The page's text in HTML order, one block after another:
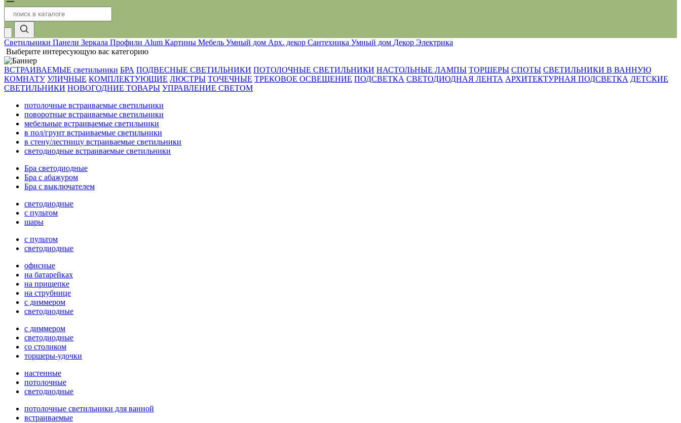
Светильники Панели Зеркала Профили Alum Картины Мебель Умный дом Арх. декор Сантехника Умный дом Декор Электрика
Выберите интересующую вас категорию
ВСТРАИВАЕМЫЕ светильники БРА ПОДВЕСНЫЕ СВЕТИЛЬНИКИ ПОТОЛОЧНЫЕ СВЕТИЛЬНИКИ НАСТОЛЬНЫЕ ЛАМПЫ ТОРШЕРЫ СПОТЫ СВЕТИЛЬНИКИ В ВАННУЮ
КОМНАТУ УЛИЧНЫЕ КОМПЛЕКТУЮЩИЕ ЛЮСТРЫ ТОЧЕЧНЫЕ ТРЕКОВОЕ ОСВЕЩЕНИЕ ПОДСВЕТКА СВЕТОДИОДНАЯ ЛЕНТА АРХИТЕКТУРНАЯ ПОДСВЕТКА ДЕТСКИЕ
СВЕТИЛЬНИКИ НОВОГОДНИЕ ТОВАРЫ УПРАВЛЕНИЕ СВЕТОМ
потолочные встраиваемые светильники
поворотные встраиваемые светильники
мебельные встраиваемые светильники
в пол/грунт встраиваемые светильники
в стену/лестницу встраиваемые светильники
светодиодные встраиваемые светильники
Бра светодиодные
Бра с абажуром
Бра с выключателем
светодиодные
с пультом
шары
с пультом
светодиодные
офисные
на батарейках
на прищепке
на струбнице
с диммером
светодиодные
с диммером
светодиодные
со столиком
торшеры-удочки
настенные
потолочные
светодиодные
потолочные светильники для ванной
встраиваемые